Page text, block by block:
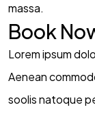
massa.
Book
Lorem ipsum
Aenean
soolis natoque